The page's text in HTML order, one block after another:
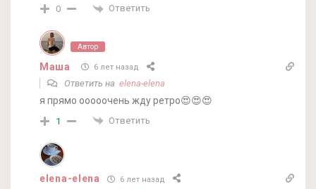
0 Ответить
Автор
Маша 6 лет назад
Ответить на elena-elena
я прямо ооооочень жду ретро😍😍😍
1 Ответить
elena-elena 6 лет назад